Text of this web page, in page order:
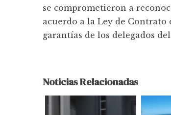
se comprometieron a
acuerdo a la Ley de Contrato
garantías de los delegados
Noticias Relacionadas